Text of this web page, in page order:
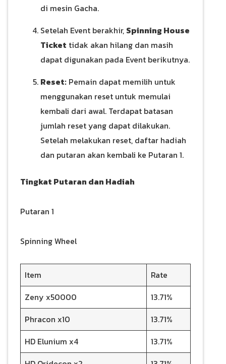
di mesin Gacha.
Setelah Event berakhir, Spinning House
Ticket tidak akan hilang dan masih
dapat digunakan pada Event berikutnya.
Reset: Pemain dapat memilih untuk
menggunakan reset untuk memulai
kembali dari awal. Terdapat batasan
jumlah reset yang dapat dilakukan.
Setelah melakukan reset, daftar hadiah
dan putaran akan kembali ke Putaran 1.
Tingkat Putaran dan Hadiah
Putaran 1
Spinning Wheel
Item
Rate
Zeny x50000
13.71%
Phracon x10
13.71%
HD Elunium x4
13.71%